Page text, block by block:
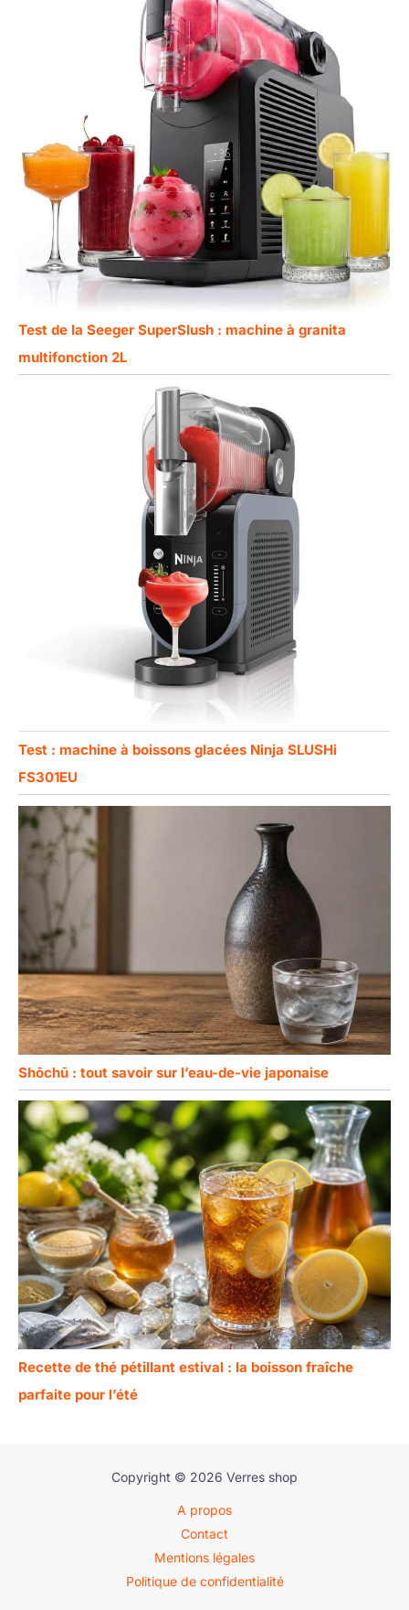
Test de la Seeger SuperSlush : machine à granita
multifonction 2L
Test : machine à boissons glacées Ninja SLUSHi
FS301EU
Shōchū : tout savoir sur l’eau-de-vie japonaise
Recette de thé pétillant estival : la boisson fraîche
parfaite pour l’été
Copyright © 2026 Verres shop
A propos
Contact
Mentions légales
Politique de confidentialité